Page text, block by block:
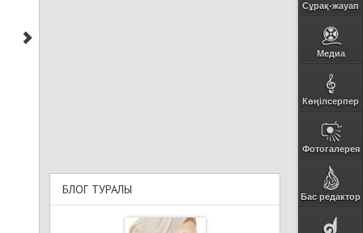
Сұрақ-жауап
Медиа
Көңілсерпер
Фотогалерея
Бас редактор
БЛОГ ТУРАЛЫ